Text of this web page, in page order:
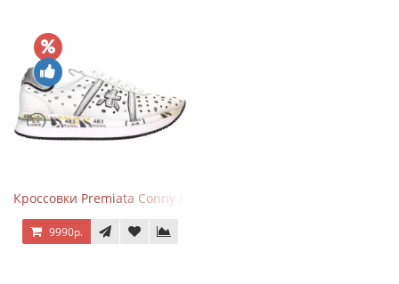
Кроссовки Premiata Conny Perforated White
9990р.